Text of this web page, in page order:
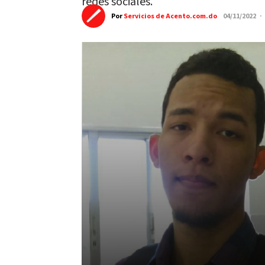
PorServicios de Acento.com.do 04/11/2022 ·